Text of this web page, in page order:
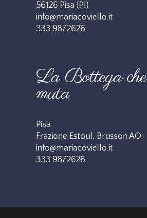
56126 Pisa (PI)
info@mariacoviello.it
333 9872626
La Bottega che
muta
Pisa
Frazione Estoul, Brusson AO
info@mariacoviello.it
333 9872626